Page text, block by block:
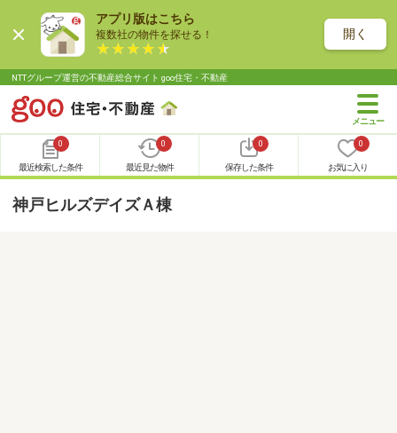
アプリ版はこちら
複数社の物件を探せる！ 開く
NTTグループ運営の不動産総合サイト goo住宅・不動産
0
最近検索した条件
0
最近見た物件
0
保存した条件
0
お気に入り
神戸ヒルズデイズＡ棟